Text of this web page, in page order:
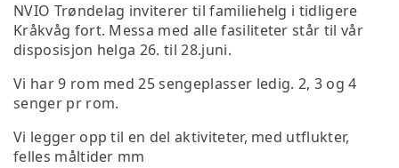
NVIO Trøndelag inviterer til familiehelg i tidligere
Kråkvåg fort. Messa med alle fasiliteter står til vår
disposisjon helga 26. til 28.juni.
Vi har 9 rom med 25 sengeplasser ledig. 2, 3 og 4
senger pr rom.
Vi legger opp til en del aktiviteter, med utflukter,
felles måltider mm